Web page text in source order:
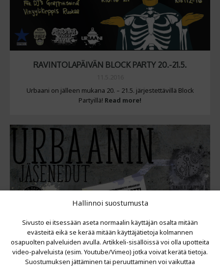
Hallinnoi suostumusta
Sivusto ei itsessään aseta normaalin käyttäjän osalta mitään
evästeitä eikä se kerää mitään käyttäjätietoja kolmannen
osapuolten palveluiden avulla. Artikkeli-sisällöissä voi olla upotteita
video-palveluista (esim. Youtube/Vimeo) jotka voivat kerätä tietoja.
Suostumuksen jättäminen tai peruuttaminen voi vaikuttaa
RAVINTOLAPÄIVÄN BLOCK PARTY 20.-21.5.
Urbaani on jälleen mukana 20. – 21.5. järjestettävillä Block
Partyillä! Read more!